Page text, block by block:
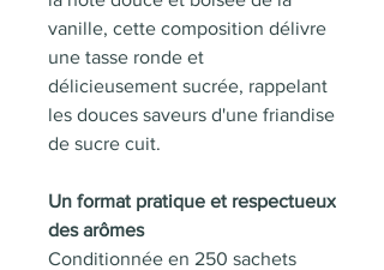
vanille, cette composition délivre
une tasse ronde et
délicieusement sucrée, rappelant
les douces saveurs d'une friandise
de sucre cuit.
Un format pratique et respectueux
des arômes
Conditionnée en 250 sachets